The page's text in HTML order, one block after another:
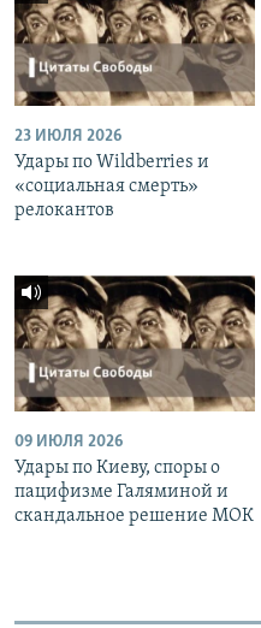
23 ИЮЛЯ 2026
Удары по Wildberries и
«социальная смерть»
релокантов
09 ИЮЛЯ 2026
Удары по Киеву, споры о
пацифизме Галяминой и
скандальное решение МОК